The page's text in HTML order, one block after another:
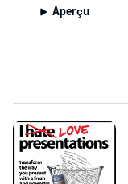
Aperçu